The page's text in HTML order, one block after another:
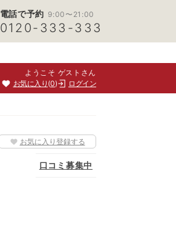
電話で予約 9:00〜21:00
0120-333-333
ようこそ ゲストさん
お気に入り 0 ログイン
お気に入り登録する
口コミ募集中